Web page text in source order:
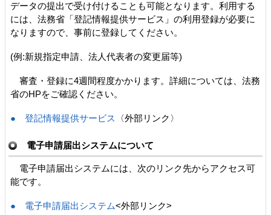
データの提出で受け付けることも可能となります。利用する
には、法務省「登記情報提供サービス」の利用登録が必要に
なりますので、事前に登録してください。
(例:新規指定申請、法人代表者の変更届等)
審査・登録に4週間程度かかります。詳細については、法務
省のHPをご確認ください。
● 登記情報提供サービス 〈外部リンク〉
電子申請届出システムについて
電子申請届出システムには、次のリンク先からアクセス可
能です。
● 電子申請届出システム<外部リンク>